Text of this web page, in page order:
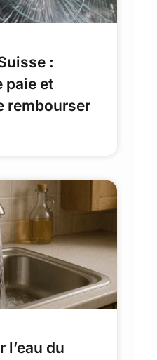
:
paie et
rembourser
l’eau du